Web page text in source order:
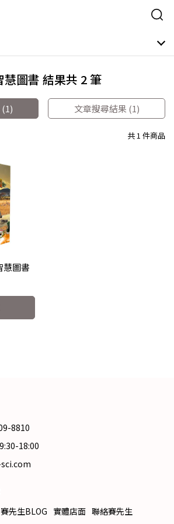
慧圖書 結果共 2 筆
文章搜尋結果 (1)
共 1 件商品
慧圖書
8810
18:00
賽先生BLOG 實體店面 聯絡賽先生